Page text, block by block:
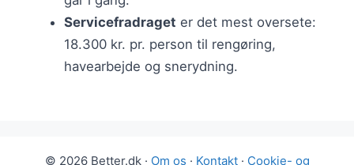
Servicefradraget er det mest oversete:
18.300 kr. pr. person til rengøring,
havearbejde og snerydning.
© 2026 Better.dk · Om os · Kontakt· Cookie- og